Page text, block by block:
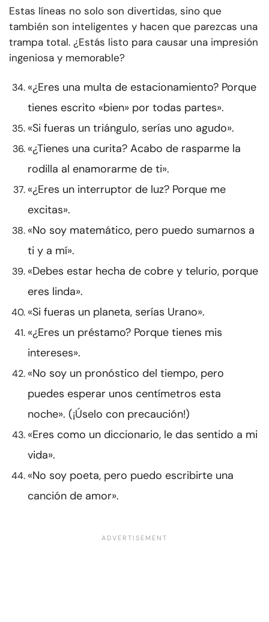
Estas líneas no solo son divertidas, sino que
también son inteligentes y hacen que parezcas una
trampa total. ¿Estás listo para causar una impresión
ingeniosa y memorable?
«¿Eres una multa de estacionamiento? Porque
tienes escrito «bien» por todas partes».
«Si fueras un triángulo, serías uno agudo».
«¿Tienes una curita? Acabo de rasparme la
rodilla al enamorarme de ti».
«¿Eres un interruptor de luz? Porque me
excitas».
«No soy matemático, pero puedo sumarnos a
ti y a mí».
«Debes estar hecha de cobre y telurio, porque
eres linda».
«Si fueras un planeta, serías Urano».
«¿Eres un préstamo? Porque tienes mis
intereses».
«No soy un pronóstico del tiempo, pero
puedes esperar unos centímetros esta
noche». (¡Úselo con precaución!)
«Eres como un diccionario, le das sentido a mi
vida».
«No soy poeta, pero puedo escribirte una
canción de amor».